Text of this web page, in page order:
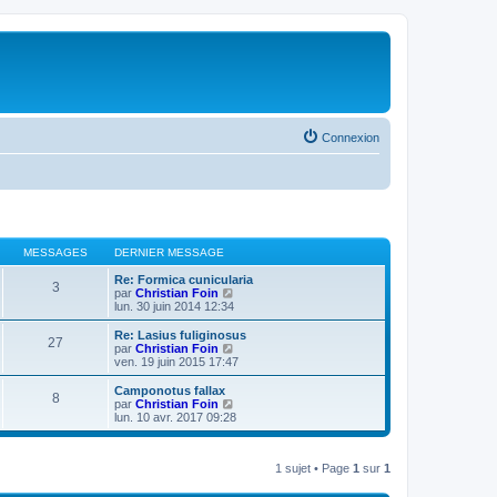
Connexion
MESSAGES DERNIER MESSAGE
3
Re: Formica cunicularia
par Christian Foin
i
r
e
n
i
e
s
lun. 30 juin 2014 12:34
27
Re: Lasius fuliginosus
par Christian Foin
o
i
e
e
e
ven. 19 juin 2015 17:47
8
Camponotus fallax
par Christian Foin
o
i
lun. 10 avr. 2017 09:28
1 sujet • Page 1 sur 1